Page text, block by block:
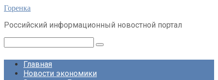
Перейти
контенту
Горенка
Российский информационный новостной портал
Главная
Новости экономики